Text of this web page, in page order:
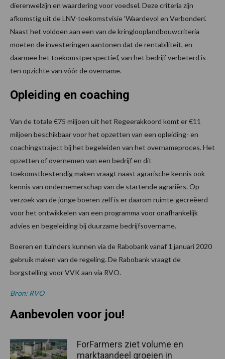
dierenwelzijn en waardering voor voedsel. Deze criteria zijn
afkomstig uit de LNV-toekomstvisie ‘Waardevol en Verbonden’.
Naast het voldoen aan een van de kringlooplandbouwcriteria
moeten de investeringen aantonen dat de rentabiliteit, en
daarmee het toekomstperspectief, van het bedrijf verbeterd is
ten opzichte van vóór de overname.
Opleiding en coaching
Van de totale €75 miljoen uit het Regeerakkoord komt er €11
miljoen beschikbaar voor het opzetten van een opleiding- en
coachingstraject bij het begeleiden van het overnameproces. Het
opzetten of overnemen van een bedrijf en dit
toekomstbestendig maken vraagt naast agrarische kennis ook
kennis van ondernemerschap van de startende agrariërs. Op
verzoek van de jonge boeren zelf is er daarom ruimte gecreëerd
voor het ontwikkelen van een programma voor onafhankelijk
advies en begeleiding bij duurzame bedrijfsovername.
Boeren en tuinders kunnen via de Rabobank vanaf 1 januari 2020
gebruik maken van de regeling. De Rabobank vraagt de
borgstelling voor VVK aan via RVO.
Bron: RVO
Aanbevolen voor jou!
ForFarmers ziet volume en
marktaandeel groeien in